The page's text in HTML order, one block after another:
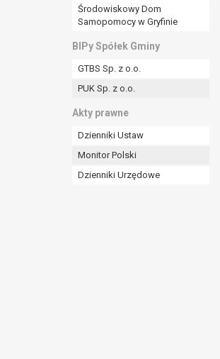
Środowiskowy Dom
Samopomocy w Gryfinie
BIPy Spółek Gminy
GTBS Sp. z o.o.
PUK Sp. z o.o.
Akty prawne
Dzienniki Ustaw
Monitor Polski
Dzienniki Urzędowe
przysługuje Pani/Panu
przed jej cofnięciem.
administratora.